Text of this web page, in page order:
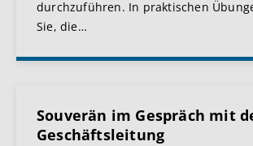
durchzuführen. In praktischen
Sie, die…
Souverän im Gespräch mit
Geschäftsleitung